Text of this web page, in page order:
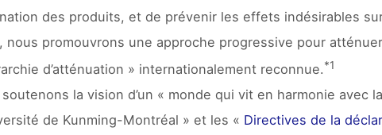
des produits, et de prévenir les effets indésirables
nous promouvrons une approche progressive pour
d’atténuation » internationalement reconnue.*1
la vision d’un « monde qui vit en harmonie avec
de Kunming-Montréal » et les « Directives de la